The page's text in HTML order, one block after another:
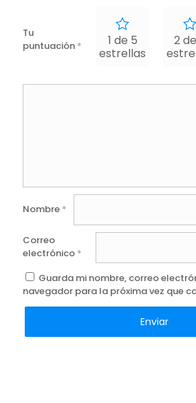
Tu
puntuación *
1 de 5
estrellas
2
Nombre *
Correo
electrónico *
Guarda mi nombre, correo
navegador para la próxima vez que